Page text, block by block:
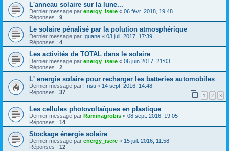
L'anneau solaire sur la lune...
Dernier message par energy_isere « 06 févr. 2018, 19:48
Réponses : 9
Le solaire pénalisé par la polution atmosphérique
Dernier message par Iguane « 03 juil. 2017, 17:39
Réponses : 4
Les activités de TOTAL dans le solaire
Dernier message par energy_isere « 06 juin 2017, 21:03
Réponses : 2
L' energie solaire pour recharger les batteries automobiles
Dernier message par Fristi « 14 sept. 2016, 14:48
Réponses : 37 1 2 3
Les cellules photovoltaïques en plastique
Dernier message par Raminagrobis « 08 sept. 2016, 19:05
Réponses : 14
Stockage énergie solaire
Dernier message par energy_isere « 15 juil. 2016, 11:58
Réponses : 12